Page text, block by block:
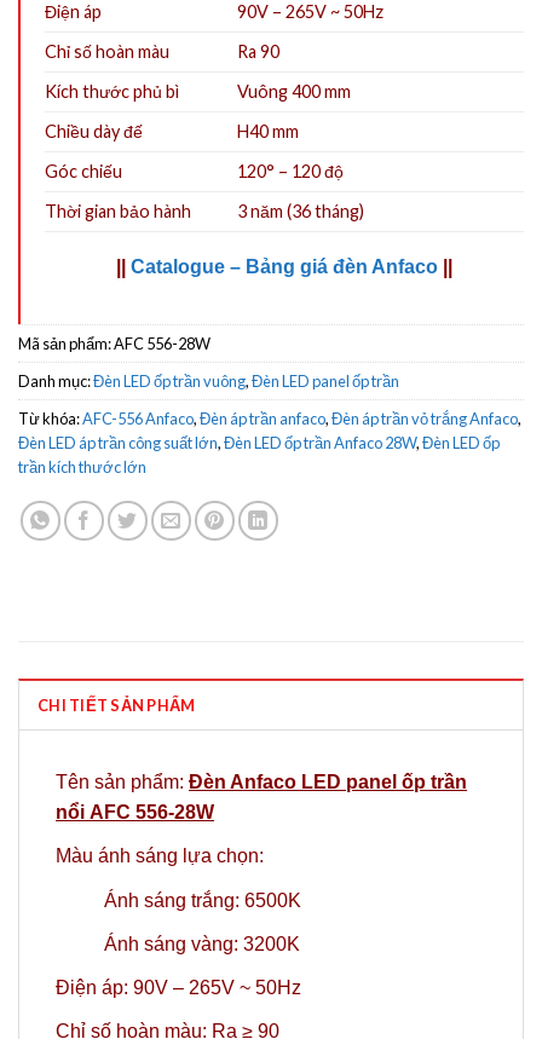
Điện áp
90V – 265V ~ 50Hz
Chỉ số hoàn màu
Ra 90
Kích thước phủ bì
Vuông 400 mm
Chiều dày đế
H40 mm
Góc chiếu
120° – 120 độ
Thời gian bảo hành
3 năm (36 tháng)
Catalogue – Bảng giá đèn Anfaco
Mã sản phẩm:AFC 556-28W
Danh mục:Đèn LED ốp trần vuông,Đèn LED panel ốp trần
Từ khóa:AFC-556 Anfaco,Đèn áp trần anfaco,Đèn áp trần vỏ trắng Anfaco,
Đèn LED áp trần công suất lớn,Đèn LED ốp trần Anfaco 28W,Đèn LED ốp
trần kích thước lớn
CHI TIẾT SẢN PHẨM
Tên sản phẩm: Đèn Anfaco LED panel ốp trần
nổi AFC 556-28W
Màu ánh sáng lựa chọn:
Ánh sáng trắng: 6500K
Ánh sáng vàng: 3200K
Điện áp: 90V – 265V ~ 50Hz
Chỉ số hoàn màu: Ra ≥ 90